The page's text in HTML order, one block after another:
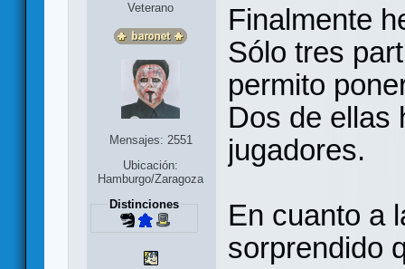
Veterano
Mensajes: 2551
Ubicación:
Hamburgo/Zaragoza
Distinciones
Finalmente
Sólo tres
permito
Dos de ellas
jugadores.
En cuanto a
sorprendido